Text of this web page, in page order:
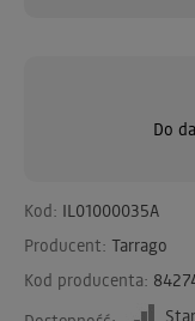
Do
Kod: IL01000035A
Producent: Tarrago
Kod producenta: